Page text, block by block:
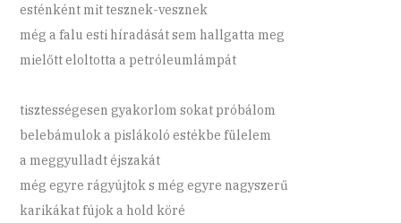
esténként mit tesznek-vesznek
még a falu esti híradását sem hallgatta meg
mielőtt eloltotta a petróleumlámpát
tisztességesen gyakorlom sokat próbálom
belebámulok a pislákoló estékbe fülelem
a meggyulladt éjszakát
még egyre rágyújtok s még egyre nagyszerű
karikákat fújok a hold köré